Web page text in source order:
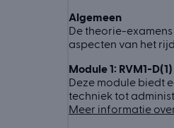
Algemeen
De theorie-
aspecten van het
Module 1: RVM1-
Deze module biedt
techniek tot
Meer informatie